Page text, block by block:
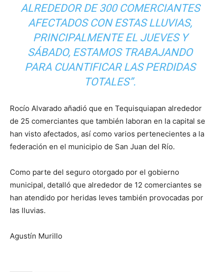
ALREDEDOR DE 300 COMERCIANTES
AFECTADOS CON ESTAS LLUVIAS,
PRINCIPALMENTE EL JUEVES Y
SÁBADO, ESTAMOS TRABAJANDO
PARA CUANTIFICAR LAS PERDIDAS
TOTALES”.
Rocío Alvarado añadió que en Tequisquiapan alrededor
de 25 comerciantes que también laboran en la capital se
han visto afectados, así como varios pertenecientes a la
federación en el municipio de San Juan del Río.
Como parte del seguro otorgado por el gobierno
municipal, detalló que alrededor de 12 comerciantes se
han atendido por heridas leves también provocadas por
las lluvias.
Agustín Murillo